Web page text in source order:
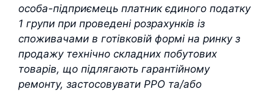
особа-підприємець платник єдиного податку
1 групи при проведені розрахунків із
споживачами в готівковій формі на ринку з
продажу технічно складних побутових
товарів, що підлягають гарантійному
ремонту, застосовувати РРО та/або